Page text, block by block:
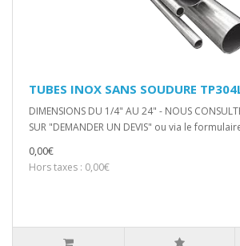
TUBES INOX SANS SOUDURE
DIMENSIONS DU 1/4" AU 24" - NOUS
SUR "DEMANDER UN DEVIS" ou via le
0,00€
Hors taxes : 0,00€